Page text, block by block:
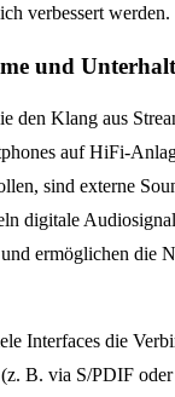
verbessert werden.
und
den Klang aus
auf HiFi-
sind externe
digitale
ermöglichen die
Interfaces die
B. via S/PDIF